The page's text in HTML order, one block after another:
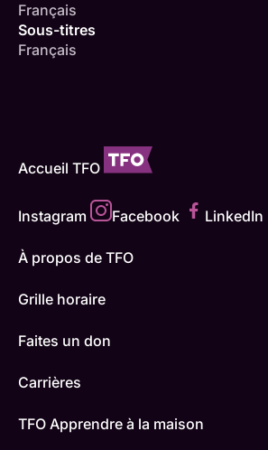
Français
Sous-titres
Français
Accueil TFO
Instagram Facebook LinkedIn
À propos de TFO
Grille horaire
Faites un don
Carrières
TFO Apprendre à la maison